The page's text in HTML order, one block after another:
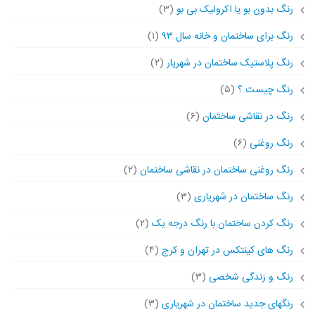
رنگ بدون بو یا اکرولیک بی بو (۳)
رنگ برای ساختمان و خانه سال ۹۳
(۱)
رنگ پلاستیک ساختمان در شهریار (۲)
رنگ چیست ؟ (۵)
رنگ در نقاشی ساختمان (۶)
رنگ روغنی (۶)
رنگ روغنی ساختمان در نقاشی ساختمان (۲)
رنگ ساختمان در شهریاری (۳)
رنگ کردن ساختمان با رنگ درجه یک (۲)
رنگ های کینتکس در تهران و کرج (۴)
رنگ و زندگی شخصی (۳)
رنگهای جدید ساختمان در شهریاری (۳)